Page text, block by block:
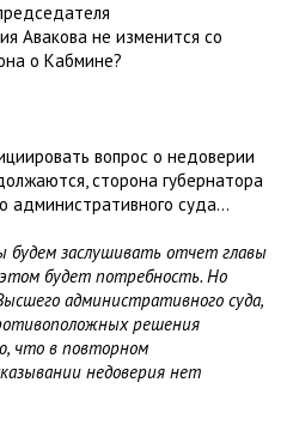
Авакова не изменится со
о Кабмине?
вопрос о недоверии
сторона губернатора
административного суда...
заслушивать отчет главы
будет потребность. Но
административного суда,
решения
что в повторном
недоверия нет